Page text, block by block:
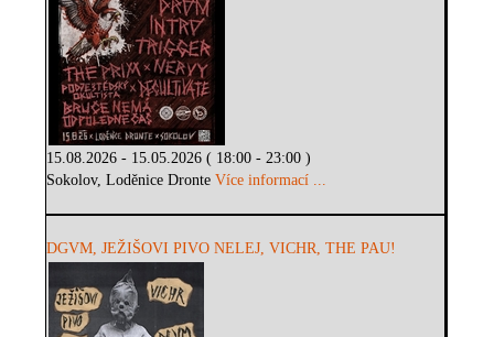
15.08.2026 - 15.05.2026 ( 18:00 - 23:00 )
Sokolov, Loděnice DronteVíce informací ...
DGVM, JEŽIŠOVI PIVO NELEJ, VICHR, THE PAU!